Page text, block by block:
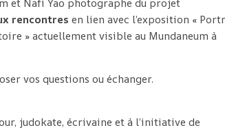
et Nafi Yao photographe du projet
rencontres en lien avec l’exposition «
» actuellement visible au Mundaneum à
vos questions ou échanger.
judokate, écrivaine et à l’initiative de